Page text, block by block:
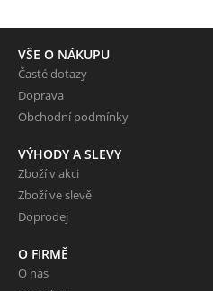
VŠE O NÁKUPU
Časté dotazy
Doprava
Obchodní podmínky
VÝHODY A SLEVY
Zboží v akci
Zboží ve slevě
Doprodej
O FIRMĚ
O nás